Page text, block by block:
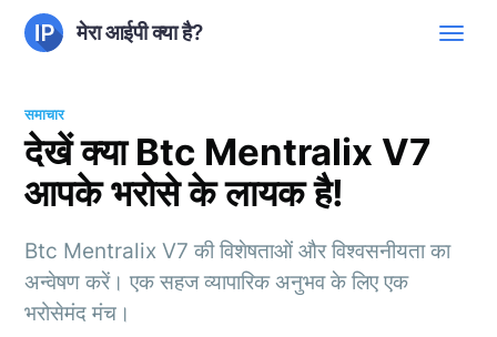
मेरा आईपी क्या है?
समाचार
देखें क्या Btc Mentralix V7
आपके भरोसे के लायक है!
Btc Mentralix V7 की विशेषताओं और विश्वसनीयता का
अन्वेषण करें। एक सहज व्यापारिक अनुभव के लिए एक
भरोसेमंद मंच।